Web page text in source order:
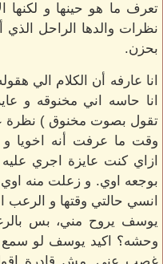
تعرف ما هو حينها و لكنها
نظرات والدها الراحل
بحزن.
انا عارفه أن الكلام الي
انا حاسه اني مخنوقه و
تقول بصوت مخنوق ) نظرة
وقت ما عرفت أنه اخويا
ازاي كنت عايزة اجري
بوجعه اوي. و زعلت منه
انسي حالتي وقتها و
يوسف يروح مني، بس
وحشه؟ اكيد يوسف لو سمع